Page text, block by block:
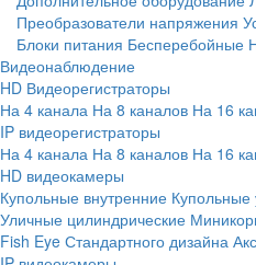
Преобразователи напряжения
Блоки питания Бесперебойные
Видеонаблюдение
HD Видеорегистраторы
На 4 канала На 8 каналов На 16
IP видеорегистраторы
На 4 канала На 8 каналов На 16
HD видеокамеры
Купольные внутренние Купольные
Уличные цилиндрические
Fish Eye Стандартного дизайна